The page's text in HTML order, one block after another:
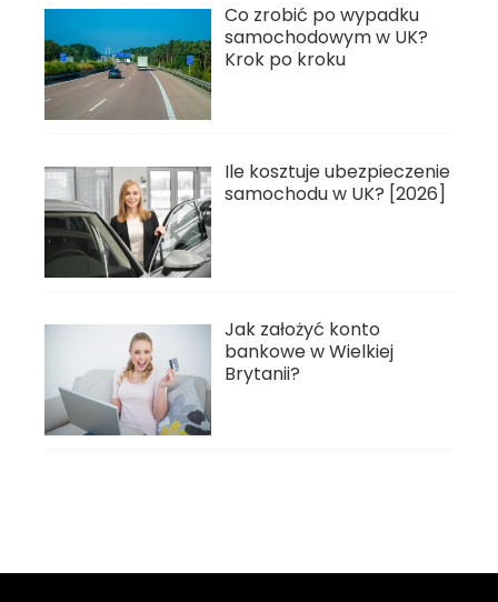
Co zrobić po wypadku
samochodowym w UK?
Krok po kroku
Ile kosztuje ubezpieczenie
samochodu w UK? [2026]
Jak założyć konto
bankowe w Wielkiej
Brytanii?